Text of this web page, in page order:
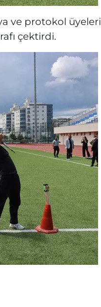
ve protokol üyeleri
çektirdi.